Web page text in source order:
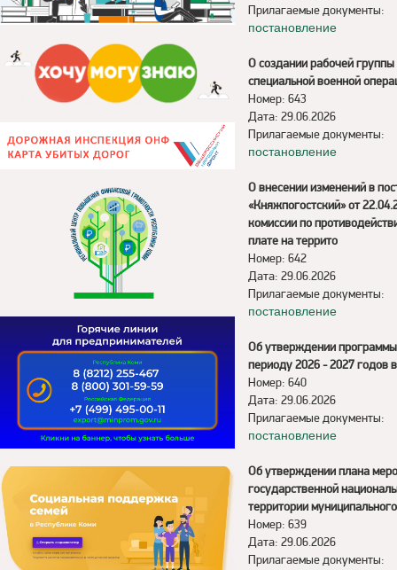
Прилагаемые документы:
постановление
О создании рабочей группы
специальной военной
Номер: 643
Дата: 29.06.2026
Прилагаемые документы:
постановление
О внесении изменений в
«Княжпогостский» от
комиссии по
плате на террито
Номер: 642
Дата: 29.06.2026
Прилагаемые документы:
постановление
Об утверждении программы
периоду 2026 - 2027 годов
Номер: 640
Дата: 29.06.2026
Прилагаемые документы:
постановление
Об утверждении плана
государственной
территории
Номер: 639
Дата: 29.06.2026
Прилагаемые документы: